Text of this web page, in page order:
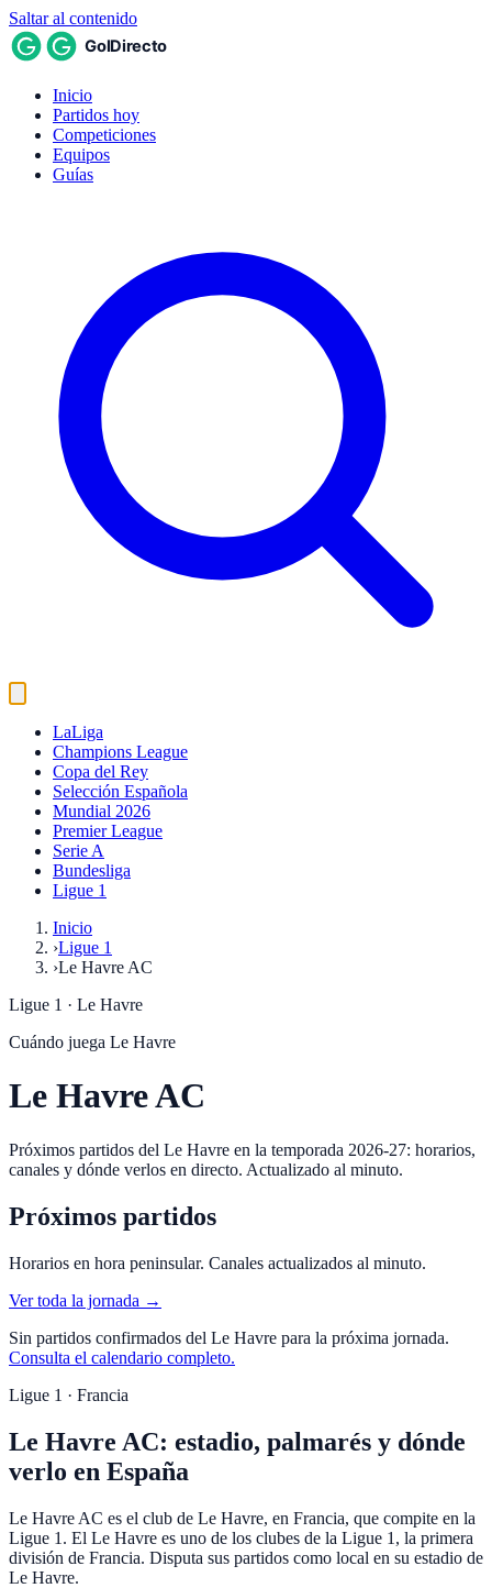
Saltar al contenido
Inicio
Partidos hoy
Competiciones
Equipos
Guías
LaLiga
Champions League
Copa del Rey
Selección Española
Mundial 2026
Premier League
Serie A
Bundesliga
Ligue 1
Inicio
›Ligue 1
›Le Havre AC
Ligue 1 · Le Havre
Cuándo juega Le Havre
Le Havre AC
Próximos partidos del Le Havre en la temporada 2026-27: horarios,
canales y dónde verlos en directo. Actualizado al minuto.
Próximos partidos
Horarios en hora peninsular. Canales actualizados al minuto.
Ver toda la jornada →
Sin partidos confirmados del Le Havre para la próxima jornada.
Consulta el calendario completo.
Ligue 1 · Francia
Le Havre AC: estadio, palmarés y dónde
verlo en España
Le Havre AC es el club de Le Havre, en Francia, que compite en la
Ligue 1. El Le Havre es uno de los clubes de la Ligue 1, la primera
división de Francia. Disputa sus partidos como local en su estadio de
Le Havre.